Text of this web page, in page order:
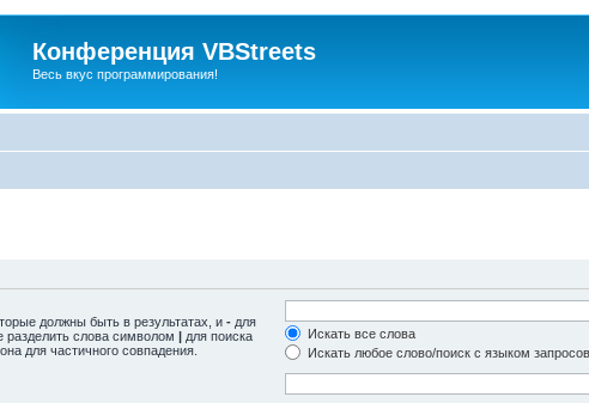
Конференция VBStreets
Весь вкус программирования!
должны быть в результатах, и - для
разделить слова символом | для поиска
для частичного совпадения.
Искать все слова
Искать любое слово/поиск с языком запросов